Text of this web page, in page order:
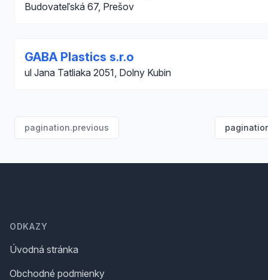
Budovateľská 67, Prešov
GABA Plastics s.r.o
ul Jana Tatliaka 2051, Dolny Kubin
pagination.previous
ODKAZY
Úvodná stránka
Obchodné podmienky